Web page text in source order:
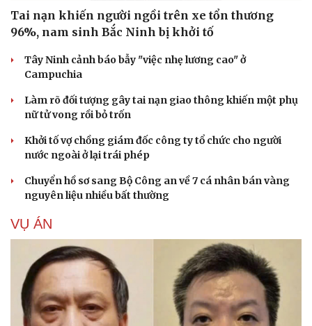
Tai nạn khiến người ngồi trên xe tổn thương
96%, nam sinh Bắc Ninh bị khởi tố
Tây Ninh cảnh báo bẫy "việc nhẹ lương cao" ở
Campuchia
Làm rõ đối tượng gây tai nạn giao thông khiến một phụ
nữ tử vong rồi bỏ trốn
Khởi tố vợ chồng giám đốc công ty tổ chức cho người
nước ngoài ở lại trái phép
Chuyển hồ sơ sang Bộ Công an về 7 cá nhân bán vàng
nguyên liệu nhiều bất thường
VỤ ÁN